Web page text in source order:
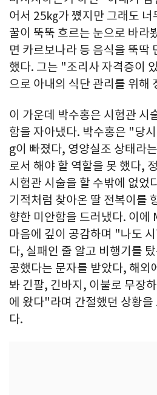
어서 25㎏가 쪘지만 그래도 너
꿀이 뚝뚝 흐르는 눈으로 바라
면 카르보나라 등 음식을 뚝딱
했다. 그는 "조리사 자격증이
으로 아내의 식단 관리를 위해
이 가운데 박수홍은 시험관 시
함을 자아냈다. 박수홍은 "당
g이 빠졌다, 영양실조 상태라
로서 해야 할 역할을 못 했다,
시험관 시술을 할 수밖에 없었
기적처럼 찾아온 딸 전복이를
향한 미안함을 드러냈다. 이에
마음에 깊이 공감하며 "나도
다, 실패인 줄 알고 비행기를
공했다는 문자를 받았다, 해외
봐 긴팔, 긴바지, 이불로 무장
에 왔다"라며 간절했던 상황을
다.